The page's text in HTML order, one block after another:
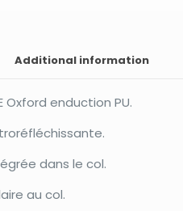
Additional information
Oxford enduction PU.
dans le col.
au col.